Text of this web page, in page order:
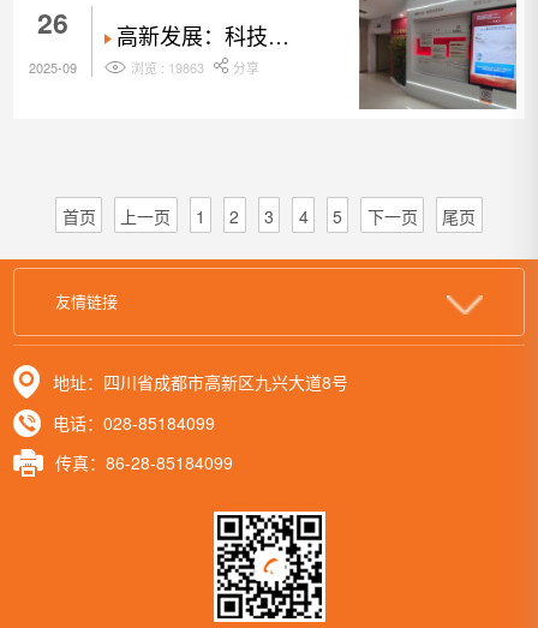
帼力量。
26
2025-09
高新发展：科技赋
廉筑阵地 协同监督
浏览 : 19863 分享
首页 上一页 1 2 3 4 5 下一页 尾页
友情链接
地址：四川省成都市高新区九兴大道8号
电话：028-85184099
传真：86-28-85184099